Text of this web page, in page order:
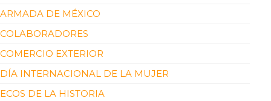
ARMADA DE MÉXICO
COLABORADORES
COMERCIO EXTERIOR
DÍA INTERNACIONAL DE LA MUJER
ECOS DE LA HISTORIA